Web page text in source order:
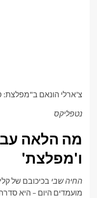
צ'ארלי הונאם ב"מפלצת:
נטפליקס
מה הלאה
ו'מפלצת'
החיה שבי בכיכובם של
מועמדים היום – היא